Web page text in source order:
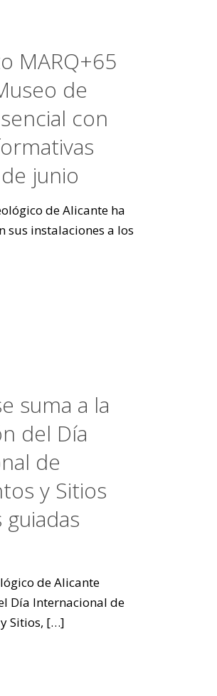
MARQ+65
de
con
junio
de Alicante ha
sus instalaciones a los
suma a la
del Día
de
y Sitios
de Alicante
Día Internacional de
Sitios, […]